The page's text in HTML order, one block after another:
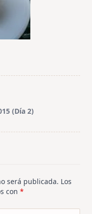
(Día 2)
será publicada. Los
con *